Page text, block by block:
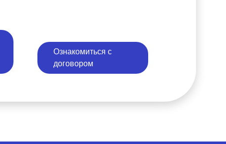
Ознакомиться с
договором